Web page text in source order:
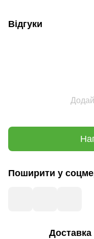
Відгуки
Поширити у
Доставка